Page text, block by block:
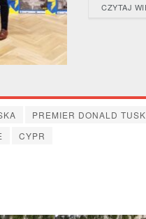
CZYTAJ
PREMIER DONALD TUSK
CYPR